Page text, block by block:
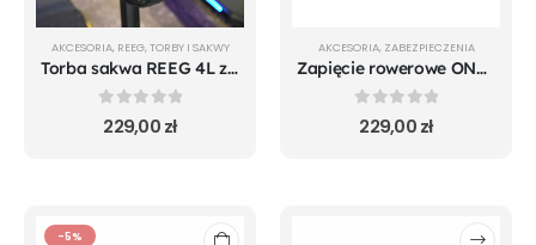
AKCESORIA, REEG, TORBY I SAKWY
Torba sakwa REEG 4L z mocowaniem na hulajnogę elektryczną Hiley Tiger 10 V5/EVO
0out of 5
229,00zł
AKCESORIA, ZABEZPIECZENIA
Zapięcie rowerowe ONGUARD Link Plate Lock REVOLVER COMBO X4P 8130 SKŁADANE - 79cm - SZYFR
0out of 5
229,00zł
-5%